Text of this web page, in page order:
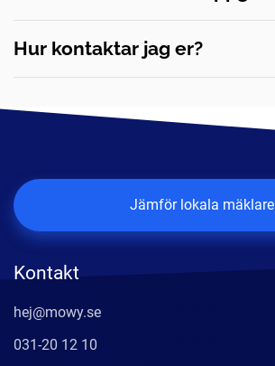
Hur kontaktar jag er?
Kontakt
hej@mowy.se
031-20 12 10
Jämför lokala mäklare